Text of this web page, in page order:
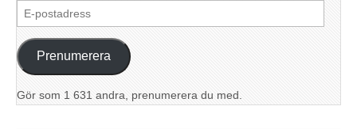
E-
postadress
Prenumerera
Gör som 1 631 andra, prenumerera du med.